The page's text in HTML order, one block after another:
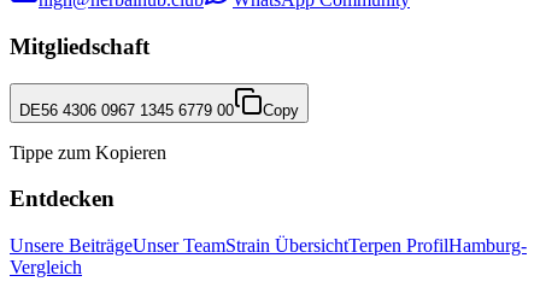
Mitgliedschaft
DE56 4306 0967 1345 6779 00 Copy
Tippe zum Kopieren
Entdecken
Unsere BeiträgeUnser TeamStrain ÜbersichtTerpen ProfilHamburg-
Vergleich